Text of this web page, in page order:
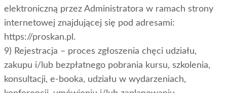
elektroniczną przez Administratora w ramach strony
internetowej znajdującej się pod adresami:
https://proskan.pl.
9) Rejestracja – proces zgłoszenia chęci udziału,
zakupu i/lub bezpłatnego pobrania kursu, szkolenia,
konsultacji, e-booka, udziału w wydarzeniach,